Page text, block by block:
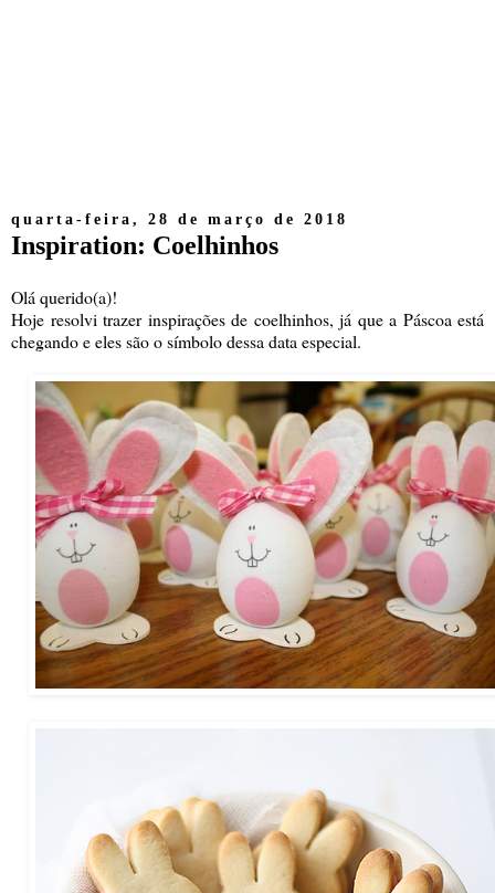
quarta-feira, 28 de março de 2018
Inspiration: Coelhinhos
Olá querido(a)!
Hoje resolvi trazer inspirações de coelhinhos, já que a Páscoa está
chegando e eles são o símbolo dessa data especial.